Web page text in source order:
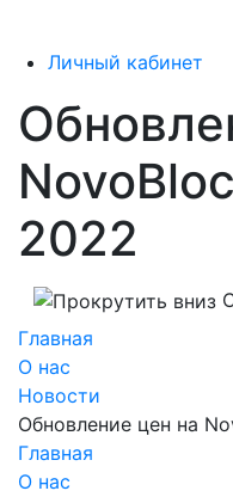
Личный кабинет
2022
Главная
О нас
Новости
Обновление цен на
Главная
О нас